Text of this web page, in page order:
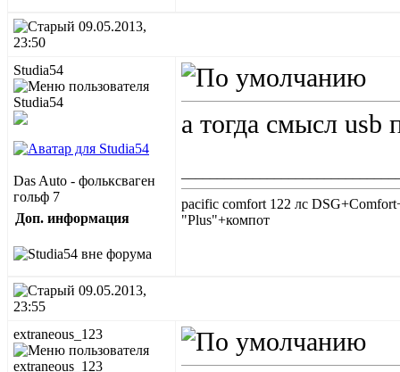
09.05.2013,
23:50
Studia54
Das Auto - фольксваген
гольф 7
Доп. информация
а тогда смысл usb
pacific comfort 122 лс
"Plus"+компот
09.05.2013,
23:55
extraneous_123